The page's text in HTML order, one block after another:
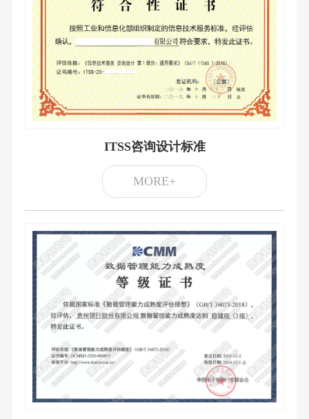
ITSS咨询设计标准
MORE+